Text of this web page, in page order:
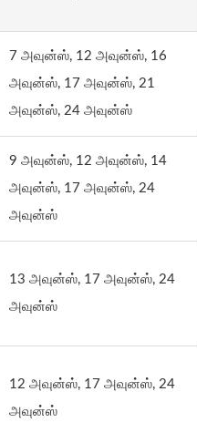
7 அவுன்ஸ், 12 அவுன்ஸ், 16
அவுன்ஸ், 17 அவுன்ஸ், 21
அவுன்ஸ், 24 அவுன்ஸ்
9 அவுன்ஸ், 12 அவுன்ஸ், 14
அவுன்ஸ், 17 அவுன்ஸ், 24
அவுன்ஸ்
13 அவுன்ஸ், 17 அவுன்ஸ், 24
அவுன்ஸ்
12 அவுன்ஸ், 17 அவுன்ஸ், 24
அவுன்ஸ்